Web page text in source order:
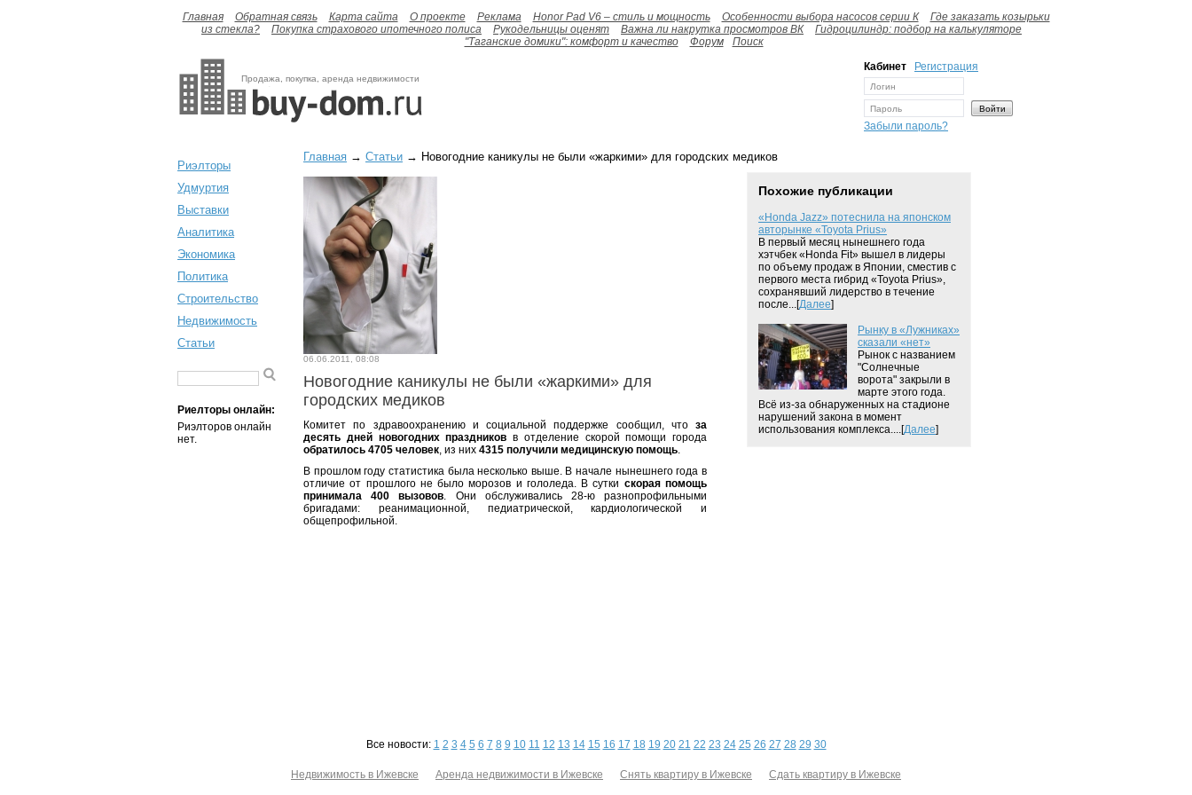
Главная Обратная связь Карта сайта О проекте Реклама Honor Pad V6 – стиль и мощность Особенности выбора насосов серии К
Где заказать козырьки
из стекла?
Покупка страхового ипотечного полиса Рукодельницы оценят Важна ли накрутка просмотров ВК
Гидроцилиндр: подбор на калькуляторе
"Таганские домики": комфорт и качество
Форум Поиск
Продажа, покупка, аренда недвижимости
Кабинет Регистрация
Забыли пароль?
Риэлторы
Удмуртия
Выставки
Аналитика
Экономика
Политика
Строительство
Недвижимость
Статьи
Риелторы онлайн:
Риэлторов онлайн
нет.
Главная → Статьи → Новогодние каникулы не были «жаркими» для городских медиков
06.06.2011, 08:08
Новогодние каникулы не были «жаркими» для
городских медиков
Комитет по здравоохранению и социальной поддержке сообщил, что за
десять дней новогодних праздников в отделение скорой помощи города
обратилось 4705 человек, из них 4315 получили медицинскую помощь.
В прошлом году статистика была несколько выше. В начале нынешнего года в
отличие от прошлого не было морозов и гололеда. В сутки скорая помощь
принимала 400 вызовов. Они обслуживались 28-ю разнопрофильными
бригадами: реанимационной, педиатрической, кардиологической и
общепрофильной.
Похожие публикации
«Honda Jazz» потеснила на японском
авторынке «Toyota Prius»
В первый месяц нынешнего года
хэтчбек «Honda Fit» вышел в лидеры
по объему продаж в Японии, сместив с
первого места гибрид «Toyota Prius»,
сохранявший лидерство в течение
после...[Далее]
Рынку в «Лужниках»
сказали «нет»
Рынок с названием
"Солнечные
ворота" закрыли в
марте этого года.
Всё из-за обнаруженных на стадионе
нарушений закона в момент
использования комплекса....[Далее]
Все новости: 1 2 3 4 5 6 7 8 9 10 11 12 13 14 15 16 17 18 19 20 21 22 23 24 25 26 27 28 29 30
Недвижимость в Ижевске Аренда недвижимости в Ижевске Снять квартиру в Ижевске Сдать квартиру в Ижевске